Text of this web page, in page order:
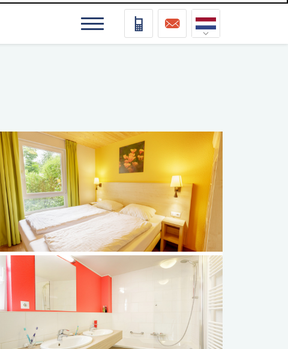
Afbeelding
Afbeelding